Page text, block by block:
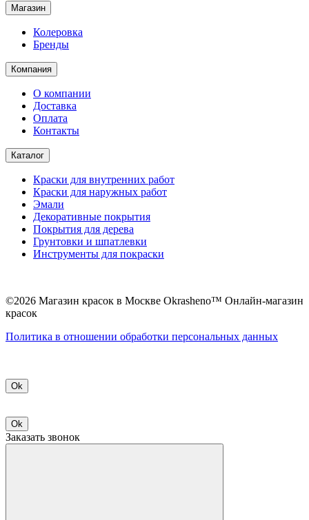
Магазин
Колеровка
Бренды
Компания
О компании
Доставка
Оплата
Контакты
Каталог
Краски для внутренних работ
Краски для наружных работ
Эмали
Декоративные покрытия
Покрытия для дерева
Грунтовки и шпатлевки
Инструменты для покраски
©2026 Магазин красок в Москве Okrasheno™ Онлайн-магазин
красок
Политикa в отношении обработки персональных данных
Ok
Ok
Заказать звонок